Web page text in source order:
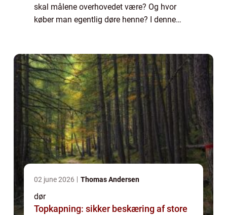
skal målene overhovedet være? Og hvor
køber man egentlig døre henne? I denne
02 june 2026 Thomas Andersen
dør
Topkapning: sikker beskæring af store